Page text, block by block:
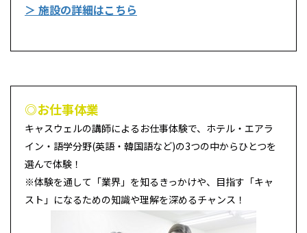
＞ 施設の詳細はこちら
◎お仕事体業
キャスウェルの講師によるお仕事体験で、ホテル・エアラ
イン・語学分野(英語・韓国語など)の3つの中からひとつを
選んで体験！
※体験を通して「業界」を知るきっかけや、目指す「キャ
スト」になるための知識や理解を深めるチャンス！